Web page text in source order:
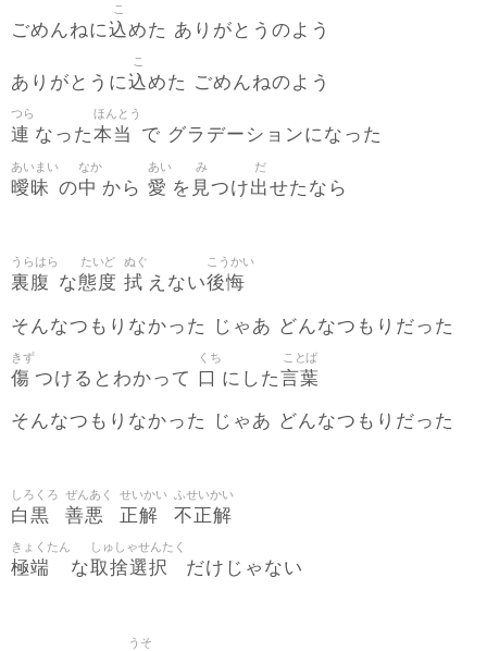
ごめんねに込
こ
めた ありがとうのよう
ありがとうに込
こ
めた ごめんねのよう
連
つら
なった本当
ほんとう
で グラデーションになった
曖昧
あいまい
の中
なか
から 愛
あい
を 見
み
つけ出
だ
せたなら
裏腹
うらはら
な態度
たいど
拭
ぬぐ
えない後悔
こうかい
そんなつもりなかった じゃあ どんなつもりだった
傷
きず
つけるとわかって 口
くち
にした言葉
ことば
そんなつもりなかった じゃあ どんなつもりだった
白黒
しろくろ
善悪
ぜんあく
正解
せいかい
不正解
ふせいかい
極端
きょくたん
な取捨選択
しゅしゃせんたく
だけじゃない
うそ